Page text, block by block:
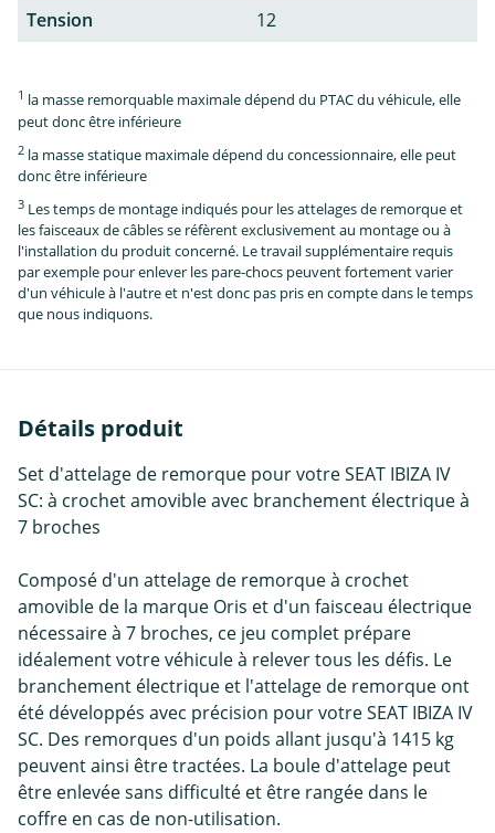
Tension 12
1 la masse remorquable maximale dépend du PTAC du véhicule, elle
peut donc être inférieure
2 la masse statique maximale dépend du concessionnaire, elle peut
donc être inférieure
3 Les temps de montage indiqués pour les attelages de remorque et
les faisceaux de câbles se réfèrent exclusivement au montage ou à
l'installation du produit concerné. Le travail supplémentaire requis
par exemple pour enlever les pare-chocs peuvent fortement varier
d'un véhicule à l'autre et n'est donc pas pris en compte dans le temps
que nous indiquons.
Détails produit
Set d'attelage de remorque pour votre SEAT IBIZA IV
SC: à crochet amovible avec branchement électrique à
7 broches
Composé d'un attelage de remorque à crochet
amovible de la marque Oris et d'un faisceau électrique
nécessaire à 7 broches, ce jeu complet prépare
idéalement votre véhicule à relever tous les défis. Le
branchement électrique et l'attelage de remorque ont
été développés avec précision pour votre SEAT IBIZA IV
SC. Des remorques d'un poids allant jusqu'à 1415 kg
peuvent ainsi être tractées. La boule d'attelage peut
être enlevée sans difficulté et être rangée dans le
coffre en cas de non-utilisation.